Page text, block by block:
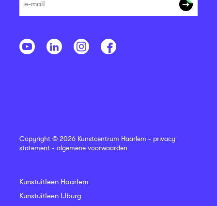
Copyright © 2026 Kunstcentrum Haarlem - privacy
statement - algemene voorwaarden
Kunstuitleen Haarlem
Kunstuitleen IJburg